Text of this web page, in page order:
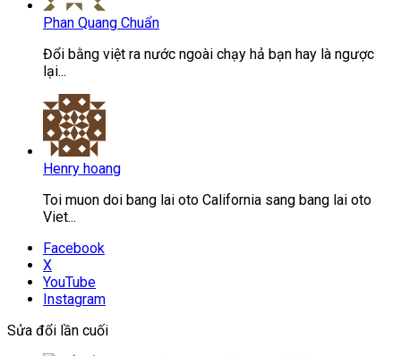
Phan Quang Chuẩn
Đổi bằng việt ra nước ngoài chạy hả bạn hay là ngược
lại...
Henry hoang
Toi muon doi bang lai oto California sang bang lai oto
Viet...
Facebook
X
YouTube
Instagram
Sửa đổi lần cuối